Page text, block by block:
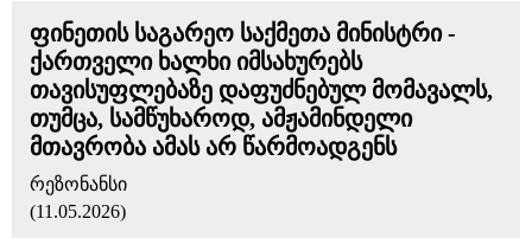
ფინეთის საგარეო საქმეთა მინისტრი -
ქართველი ხალხი იმსახურებს
თავისუფლებაზე დაფუძნებულ მომავალს,
თუმცა, სამწუხაროდ, ამჟამინდელი
მთავრობა ამას არ წარმოადგენს
რეზონანსი
(11.05.2026)